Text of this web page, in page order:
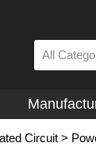
All
Circuit >